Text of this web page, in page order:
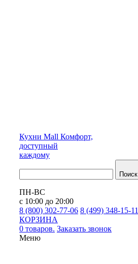
Кухни Mall Комфорт,
доступный
каждому
Поиск
ПН-ВС
с 10:00 до 20:00
8 (800) 302-77-06 8 (499) 348-15-11
КОРЗИНА
0 товаров. Заказать звонок
Меню